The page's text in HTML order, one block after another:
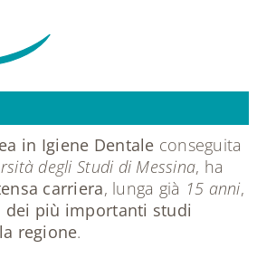
in Igiene Dentale conseguita
degli Studi di Messina, ha
carriera, lunga già 15 anni,
dei più importanti studi
regione.